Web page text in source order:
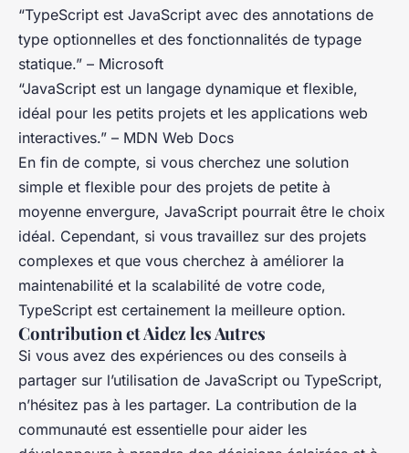
“TypeScript est JavaScript avec des annotations de
type optionnelles et des fonctionnalités de typage
statique.” – Microsoft
“JavaScript est un langage dynamique et flexible,
idéal pour les petits projets et les applications web
interactives.” – MDN Web Docs
En fin de compte, si vous cherchez une solution
simple et flexible pour des projets de petite à
moyenne envergure, JavaScript pourrait être le choix
idéal. Cependant, si vous travaillez sur des projets
complexes et que vous cherchez à améliorer la
maintenabilité et la scalabilité de votre code,
TypeScript est certainement la meilleure option.
Contribution et Aidez les Autres
Si vous avez des expériences ou des conseils à
partager sur l’utilisation de JavaScript ou TypeScript,
n’hésitez pas à les partager. La contribution de la
communauté est essentielle pour aider les